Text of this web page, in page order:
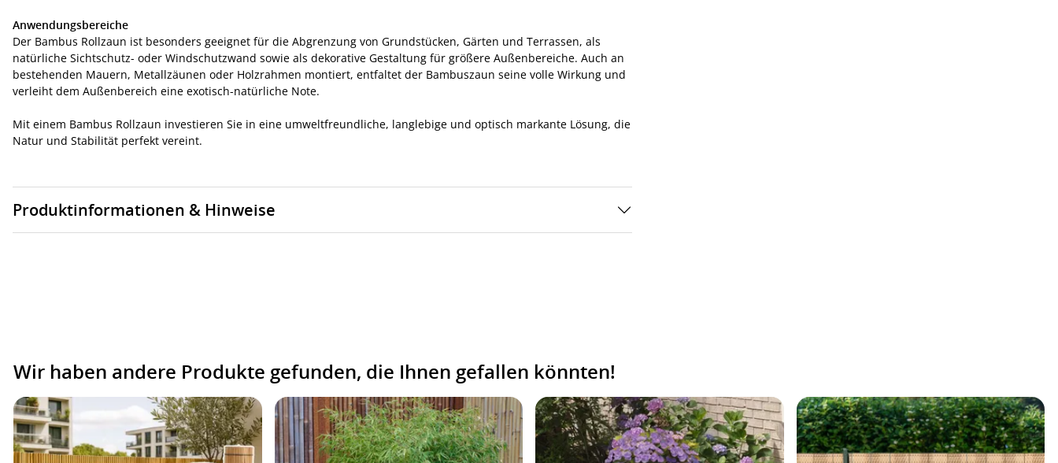
Anwendungsbereiche
Der Bambus Rollzaun ist besonders geeignet für die Abgrenzung von Grundstücken, Gärten und Terrassen, als
natürliche Sichtschutz- oder Windschutzwand sowie als dekorative Gestaltung für größere Außenbereiche. Auch an
bestehenden Mauern, Metallzäunen oder Holzrahmen montiert, entfaltet der Bambuszaun seine volle Wirkung und
verleiht dem Außenbereich eine exotisch-natürliche Note.
Mit einem Bambus Rollzaun investieren Sie in eine umweltfreundliche, langlebige und optisch markante Lösung, die
Natur und Stabilität perfekt vereint.
Produktinformationen & Hinweise
Wir haben andere Produkte gefunden, die Ihnen gefallen könnten!